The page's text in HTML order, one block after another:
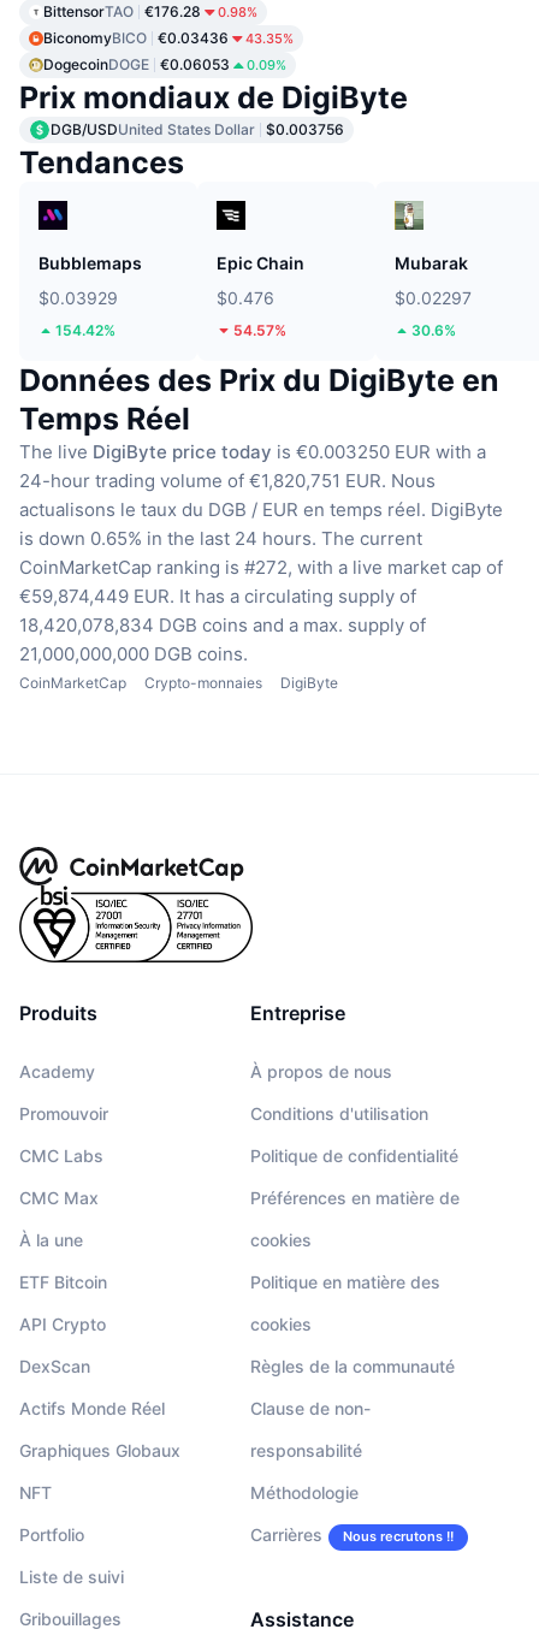
BittensorTAO €176.28 0.98%
BiconomyBICO €0.03436 43.35%
DogecoinDOGE €0.06053 0.09%
Prix mondiaux de DigiByte
DGB/USDUnited States Dollar $0.003756
Tendances
Bubblemaps
$0.03929
154.42%
Epic Chain
$0.476
54.57%
Mubarak
$0.02297
30.6%
Données des Prix du DigiByte en
Temps Réel
The live DigiByte price today is €0.003250 EUR with a
24-hour trading volume of €1,820,751 EUR. Nous
actualisons le taux du DGB / EUR en temps réel. DigiByte
is down 0.65% in the last 24 hours. The current
CoinMarketCap ranking is #272, with a live market cap of
€59,874,449 EUR. It has a circulating supply of
18,420,078,834 DGB coins and a max. supply of
21,000,000,000 DGB coins.
CoinMarketCap Crypto-monnaies DigiByte
Produits
Academy
Promouvoir
CMC Labs
CMC Max
À la une
ETF Bitcoin
API Crypto
DexScan
Actifs Monde Réel
Graphiques Globaux
NFT
Portfolio
Liste de suivi
Gribouillages
Entreprise
À propos de nous
Conditions d'utilisation
Politique de confidentialité
Préférences en matière de
cookies
Politique en matière des
cookies
Règles de la communauté
Clause de non-
responsabilité
Méthodologie
Carrières Nous recrutons !!
Assistance